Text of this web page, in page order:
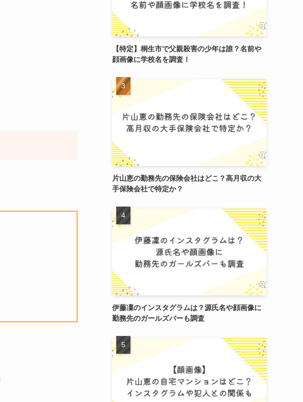
【特定】桐生市で父親殺害の少年は誰？名前や
顔画像に学校名を調査！
片山恵の勤務先の保険会社はどこ？高月収の大
手保険会社で特定か？
伊藤凜のインスタグラムは？源氏名や顔画像に
勤務先のガールズバーも調査